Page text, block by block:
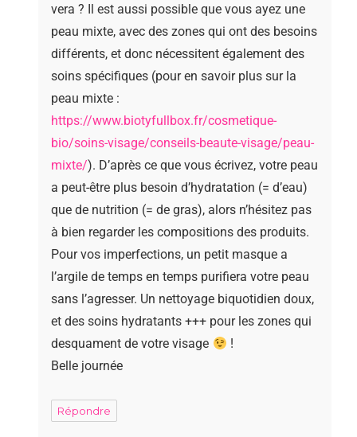
vera ? Il est aussi possible que vous ayez une
peau mixte, avec des zones qui ont des besoins
différents, et donc nécessitent également des
soins spécifiques (pour en savoir plus sur la
peau mixte :
https://www.biotyfullbox.fr/cosmetique-
bio/soins-visage/conseils-beaute-visage/peau-
mixte/). D’après ce que vous écrivez, votre peau
a peut-être plus besoin d’hydratation (= d’eau)
que de nutrition (= de gras), alors n’hésitez pas
à bien regarder les compositions des produits.
Pour vos imperfections, un petit masque a
l’argile de temps en temps purifiera votre peau
sans l’agresser. Un nettoyage biquotidien doux,
et des soins hydratants +++ pour les zones qui
desquament de votre visage
!
Belle journée
Répondre